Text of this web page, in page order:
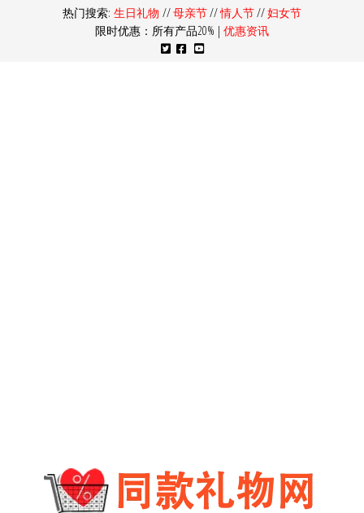
热门搜索: 生日礼物 //母亲节//情人节//妇女节
限时优惠：所有产品20% | 优惠资讯